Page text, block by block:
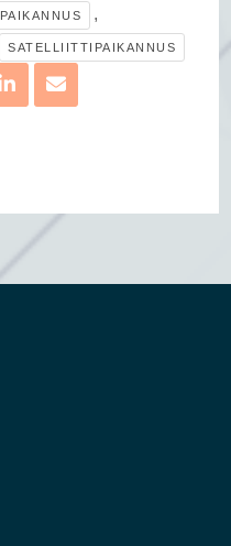
PAIKANNUS ,
SATELLIITTIPAIKANNUS